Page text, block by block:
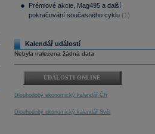
Prémiové akcie, Mag495 a další
pokračování současného cyklu (1)
Kalendář událostí
Nebyla nalezena žádná data
UDÁLOSTI ONLINE
Dlouhodobý ekonomický kalendář ČR
Dlouhodobý ekonomický kalendář Svět